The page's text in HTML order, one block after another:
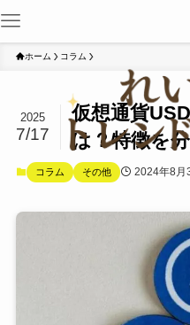
ホーム コラム
仮想通貨
は？特徴を
2025
7/17
コラム その他 2024年8月